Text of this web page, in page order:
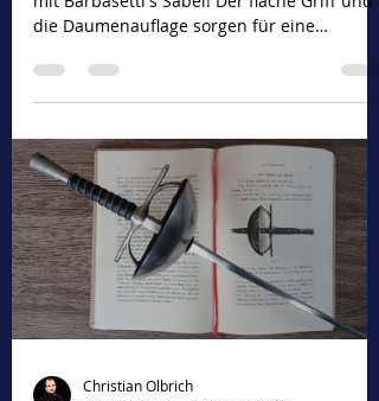
Teil 3 unserer Reproduktionsreihe - diesmal
die Daumenauflage sorgen für eine
unvergleichliche Klingenführung.